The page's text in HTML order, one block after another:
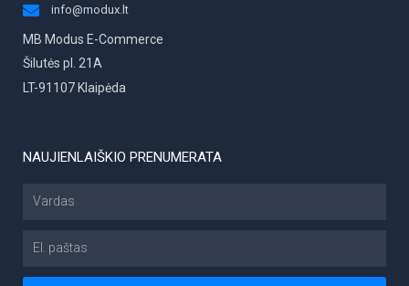
NAUJIENLAIŠKIO PRENUMERATA
Vardas
info@modux.lt
MB Modus E-Commerce
Šilutės pl. 21A
LT-91107 Klaipėda